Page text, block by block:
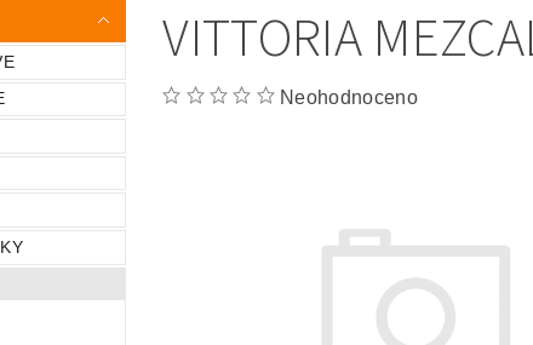
VITTORIA
Neohodnoceno